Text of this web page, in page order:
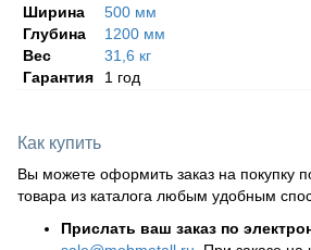
Ширина
500 мм
Глубина
1200 мм
Вес
31,6 кг
Гарантия
1 год
Как купить
Вы можете оформить заказ на покупку
товара из каталога любым удобным
Прислать ваш заказ по